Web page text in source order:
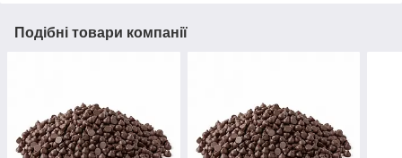
Подібні товари компанії